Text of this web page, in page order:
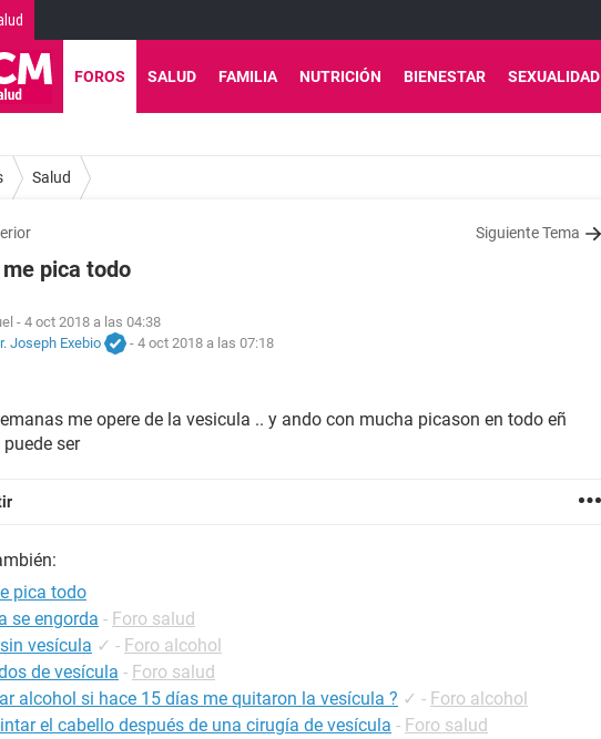
FOROS SALUD FAMILIA NUTRICIÓN BIENESTAR SEXUALIDAD
Salud
Siguiente Tema
pica todo
- 4 oct 2018 a las 04:38
Joseph Exebio
- 4 oct 2018 a las 07:18
me opere de la vesicula .. y ando con mucha picason en todo eñ
ser
pica todo
se engorda - Foro salud
vesícula ✓ - Foro alcohol
de vesícula - Foro salud
alcohol si hace 15 días me quitaron la vesícula ? ✓ - Foro alcohol
el cabello después de una cirugía de vesícula - Foro salud